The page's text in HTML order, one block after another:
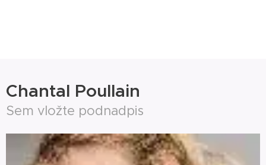
Chantal Poullain
Sem vložte podnadpis